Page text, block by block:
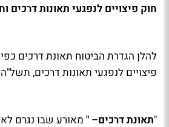
חוק פיצויים לנפגעי תאונות דרכים
להלן הגדרת הביטוח תאונת דרכים
פיצויים לנפגעי תאונות דרכים, תשל"ה-
"תאונת דרכים" – מאורע שבו נגרם